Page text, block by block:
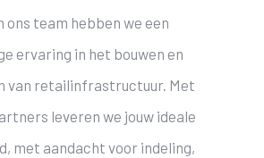
ons team hebben we een
ervaring in het bouwen en
van retailinfrastructuur. Met
leveren we jouw ideale
met aandacht voor indeling,